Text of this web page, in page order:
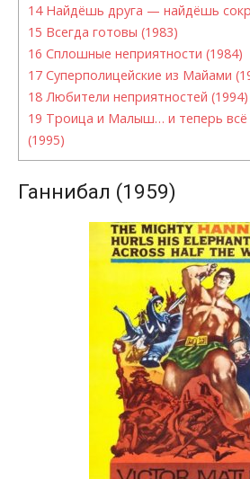
14Найдёшь друга — найдёшь
15 Всегда готовы (1983)
16 Сплошные неприятности (1984)
17 Суперполицейские из Майами
18 Любители неприятностей (1994)
19 Троица и Малыш… и теперь всё
(1995)
Ганнибал (1959)